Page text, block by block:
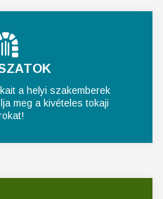
a helyi szakemberek
meg a kivételes tokaji